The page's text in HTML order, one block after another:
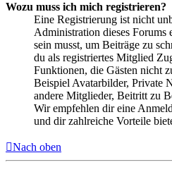
Wozu muss ich mich registrieren?
Eine Registrierung ist nicht
Administration dieses Forums
sein musst, um Beiträge zu
du als registriertes Mitglied
Funktionen, die Gästen nicht
Beispiel Avatarbilder, Private
andere Mitglieder, Beitritt zu
Wir empfehlen dir eine
und dir zahlreiche Vorteile
Nach oben